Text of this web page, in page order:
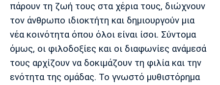
πάρουν τη ζωή τους στα χέρια τους, διώχνουν
τον άνθρωπο ιδιοκτήτη και δημιουργούν μια
νέα κοινότητα όπου όλοι είναι ίσοι. Σύντομα
όμως, οι φιλοδοξίες και οι διαφωνίες ανάμεσά
τους αρχίζουν να δοκιμάζουν τη φιλία και την
ενότητα της ομάδας. Το γνωστό μυθιστόρημα